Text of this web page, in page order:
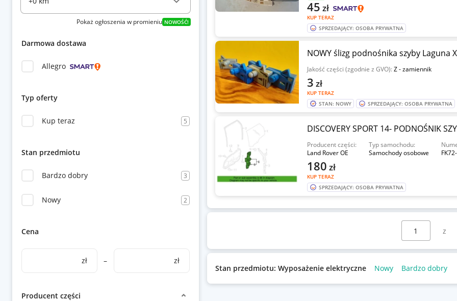
Pokaż ogłoszenia w promieniu NOWOŚĆ!
Darmowa dostawa
Allegro
Typ oferty
Kup teraz 5
Stan przedmiotu
Bardzo dobry 3
Nowy 2
Cena
zł – zł
Producent części
KUP TERAZ
45 zł
SPRZEDAJĄCY: OSOBA PRYWATNA
NOWY ślizg podnośnika szyby
Jakość części (zgodnie z GVO):Z - zamiennik
KUP TERAZ
3 zł
STAN: NOWY SPRZEDAJĄCY: OSOBA PRYWATNA
DISCOVERY SPORT 14- PODNOŚNIK
Producent części:
Land Rover OE
Typ samochodu:
Samochody osobowe
KUP TERAZ
180 zł
SPRZEDAJĄCY: OSOBA PRYWATNA
Wybierz stronę:
z
Stan przedmiotu: Wyposażenie elektryczne Nowy Bardzo dobry